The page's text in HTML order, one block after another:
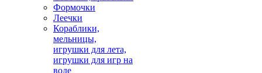
Формочки
Леечки
Кораблики,
мельницы,
игрушки для лета,
игрушки для игр на
воде